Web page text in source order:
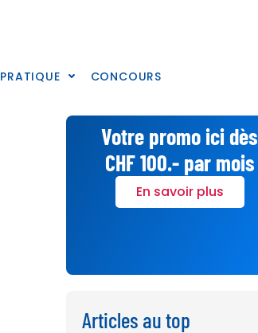
PRATIQUE CONCOURS
Votre promo ici dès
CHF 100.- par mois
En savoir plus
Articles au top